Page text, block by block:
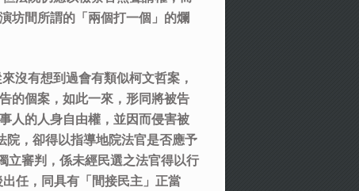
坊間所謂的「兩個打一個」的爛
沒有想到過會有類似柯文哲案，
的個案，如此一來，形同將被告
人的人身自由權，並因而侵害被
，卻得以指導地院法官是否應予
立審判，係未經民選之法官得以行
任，同具有「間接民主」正當